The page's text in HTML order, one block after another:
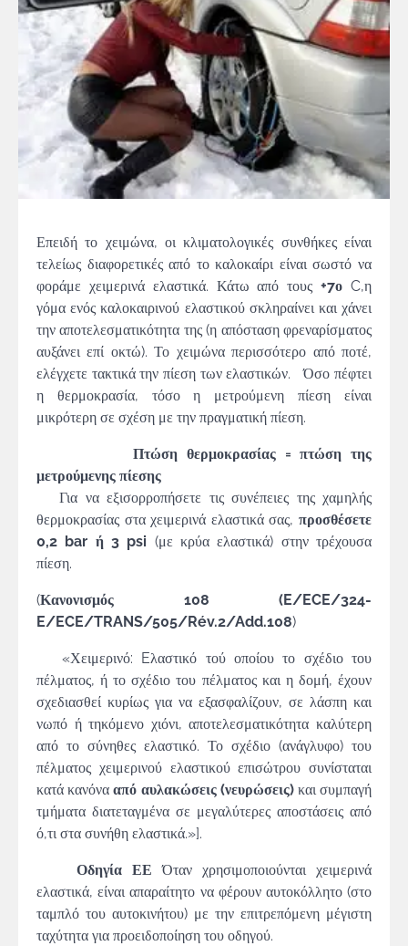
Επειδή το χειμώνα, οι κλιματολογικές συνθήκες είναι
τελείως διαφορετικές από το καλοκαίρι είναι σωστό να
φοράμε χειμερινά ελαστικά. Κάτω από τους+7ο C,η
γόμα ενός καλοκαιρινού ελαστικού σκληραίνει και χάνει
την αποτελεσματικότητα της (η απόσταση φρεναρίσματος
αυξάνει επί οκτώ). Το χειμώνα περισσότερο από ποτέ,
ελέγχετε τακτικά την πίεση των ελαστικών. Όσο πέφτει
η θερμοκρασία, τόσο η μετρούμενη πίεση είναι
μικρότερη σε σχέση με την πραγματική πίεση.
Πτώση θερμοκρασίας = πτώση της
μετρούμενης πίεσης
Για να εξισορροπήσετε τις συνέπειες της χαμηλής
θερμοκρασίας στα χειμερινά ελαστικά σας, προσθέσετε
0,2 bar ή 3 psi (με κρύα ελαστικά) στην τρέχουσα
πίεση.
(Κανονισμός 108 (E/ECE/324-
E/ECE/TRANS/505/Rév.2/Add.108)
«Χειμερινό: Eλαστικό τού οποίου το σχέδιο του
πέλματος, ή το σχέδιο του πέλματος και η δομή, έχουν
σχεδιασθεί κυρίως για να εξασφαλίζουν, σε λάσπη και
νωπό ή τηκόμενο χιόνι, αποτελεσματικότητα καλύτερη
από το σύνηθες ελαστικό. Το σχέδιο (ανάγλυφο) του
πέλματος χειμερινού ελαστικού επισώτρου συνίσταται
κατά κανόνα από αυλακώσεις (νευρώσεις)και συμπαγή
τμήματα διατεταγμένα σε μεγαλύτερες αποστάσεις από
ό,τι στα συνήθη ελαστικά.»].
Οδηγία ΕΕ Όταν χρησιμοποιούνται χειμερινά
ελαστικά, είναι απαραίτητο να φέρουν αυτοκόλλητο (στο
ταμπλό του αυτοκινήτου) με την επιτρεπόμενη μέγιστη
ταχύτητα για προειδοποίηση του οδηγού.